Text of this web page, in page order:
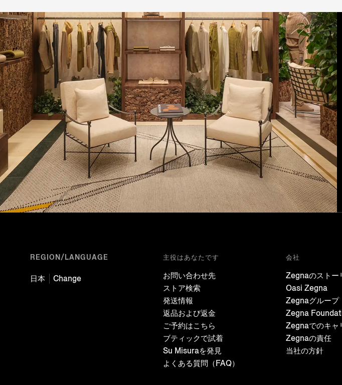
REGION/LANGUAGE
日本 Change
主役はあなたです
お問い合わせ先
ストア検索
発送情報
返品および返金
ご予約はこちら
ブティックで試着
Su Misuraを発見
よくある質問（FAQ）
会社
Zegnaのストー
Oasi Zegna
Zegnaグループ
Zegna
Zegnaでのキャ
Zegnaの責任
当社の方針